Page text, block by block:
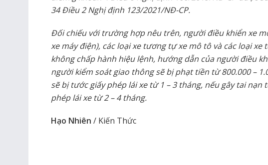
34 Điều 2 Nghị định 123/2021/NĐ-CP.
Đối chiếu với trường hợp nêu trên, người điều khiển xe
xe máy điện), các loại xe tương tự xe mô tô và các loại xe
không chấp hành hiệu lệnh, hướng dẫn của người điều
người kiểm soát giao thông sẽ bị phạt tiền từ 800.000 –
sẽ bị tước giấy phép lái xe từ 1 – 3 tháng, nếu gây tai nạn
phép lái xe từ 2 – 4 tháng.
Hạo Nhiên / Kiến Thức